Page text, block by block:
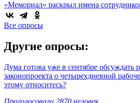
«Мемориал» раскрыл имена
Все опросы
Другие опросы:
Дума готова уже в сентябре обсуждать
законопроекта о четырехдневной
этому относитесь?